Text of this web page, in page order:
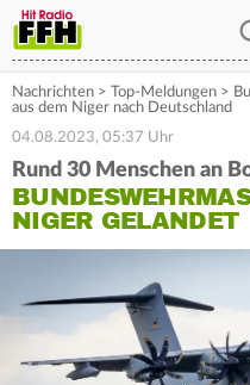
Nachrichten > Top-Meldungen >
aus dem Niger nach Deutschland
04.08.2023, 05:37 Uhr
Rund 30 Menschen an
NIGER GELANDET